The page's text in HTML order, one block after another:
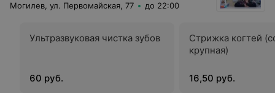
Могилев, ул. Первомайская, 77 до 22:00
Ультразвуковая чистка зубов
60 руб.
Стрижка когтей
крупная)
16,50 руб.